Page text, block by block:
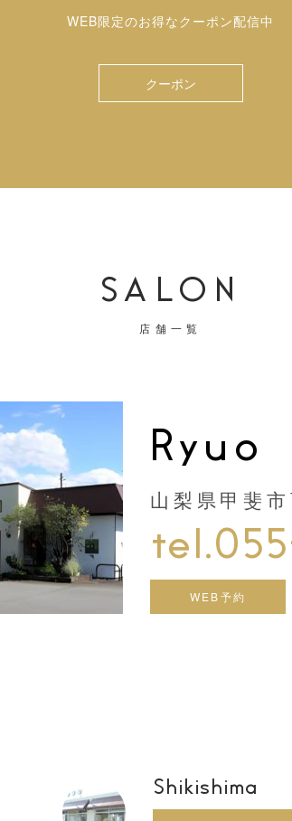
WEB限定のお得なクーポン配信中
クーポン
SALON
店舗一覧
Ryuo
山梨県甲斐
WEB予約
Shikishima